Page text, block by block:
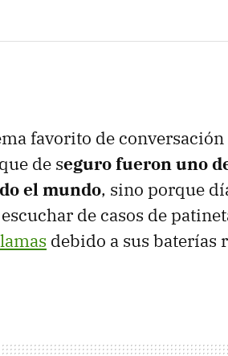
favorito de
de seguro fueron uno
el mundo, sino porque
de casos de
debido a sus baterías